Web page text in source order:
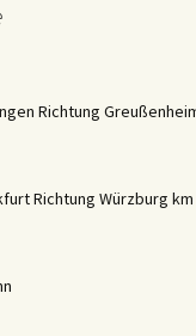
Richtung
Richtung Würzburg km